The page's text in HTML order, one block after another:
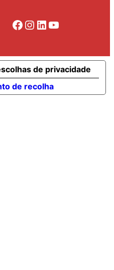
Facebook Instagram LinkedIn YouTube
de recolha
de privacidade